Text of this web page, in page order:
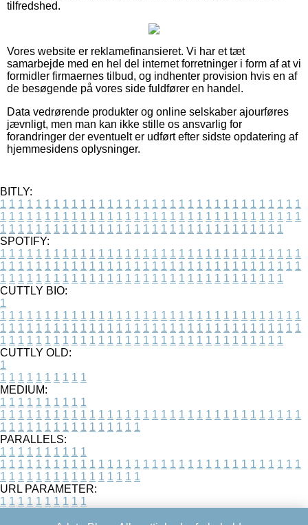
tilfredshed.
Vores website er reklamefinansieret. Vi har et tæt
samarbejde med en hel del internet forretninger i form af at vi
formidler firmaernes tilbud, og indhenter provision hvis en af
de besøgende på vores side fuldfører en handel.
Data vedrørende produkter og online selskaber ajourføres
jævnligt, men man kan ikke stille os ansvarlig for
forandringer der eventuelt er udført efter sidste opdatering af
hjemmesidens oplysninger.
BITLY:
1 1 1 1 1 1 1 1 1 1 1 1 1 1 1 1 1 1 1 1 1 1 1 1 1 1 1 1 1 1 1 1 1 1
1 1 1 1 1 1 1 1 1 1 1 1 1 1 1 1 1 1 1 1 1 1 1 1 1 1 1 1 1 1 1 1 1 1
1 1 1 1 1 1 1 1 1 1 1 1 1 1 1 1 1 1 1 1 1 1 1 1 1 1 1 1 1 1 1 1
SPOTIFY:
1 1 1 1 1 1 1 1 1 1 1 1 1 1 1 1 1 1 1 1 1 1 1 1 1 1 1 1 1 1 1 1 1 1
1 1 1 1 1 1 1 1 1 1 1 1 1 1 1 1 1 1 1 1 1 1 1 1 1 1 1 1 1 1 1 1 1 1
1 1 1 1 1 1 1 1 1 1 1 1 1 1 1 1 1 1 1 1 1 1 1 1 1 1 1 1 1 1 1 1
CUTTLY BIO:
1
1 1 1 1 1 1 1 1 1 1 1 1 1 1 1 1 1 1 1 1 1 1 1 1 1 1 1 1 1 1 1 1 1 1
1 1 1 1 1 1 1 1 1 1 1 1 1 1 1 1 1 1 1 1 1 1 1 1 1 1 1 1 1 1 1 1 1 1
1 1 1 1 1 1 1 1 1 1 1 1 1 1 1 1 1 1 1 1 1 1 1 1 1 1 1 1 1 1 1 1
CUTTLY OLD:
1
1 1 1 1 1 1 1 1 1 1
MEDIUM:
1 1 1 1 1 1 1 1 1 1
1 1 1 1 1 1 1 1 1 1 1 1 1 1 1 1 1 1 1 1 1 1 1 1 1 1 1 1 1 1 1 1 1 1
1 1 1 1 1 1 1 1 1 1 1 1 1 1 1 1
PARALLELS:
1 1 1 1 1 1 1 1 1 1
1 1 1 1 1 1 1 1 1 1 1 1 1 1 1 1 1 1 1 1 1 1 1 1 1 1 1 1 1 1 1 1 1 1
1 1 1 1 1 1 1 1 1 1 1 1 1 1 1 1
URL PARAMETER:
1 1 1 1 1 1 1 1 1 1